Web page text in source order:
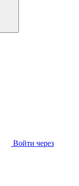
Войти через